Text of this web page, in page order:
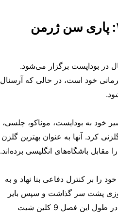
پیش نمایش فینال لیگ قهرمانان اروپا ۲۰۲۶: پاری سن ژرمن
سن ژرمن و آرسنال در بوداپست برگزار می‌شود.
خود است، در حالی که آرسنال
خود به بوداپست، موناکو، چلسی،
کرد. آنها به عنوان بهترین گلزن
را بر کنترل دفاعی بنا نهاد و به
پشت سر گذاشت و سپس بایر
لورکوزن، اسپورتینگ لیسبون و اتلتیکو مادرید را حذف کرد. توپچی‌ها در طول این فصل 9 کلین شیت